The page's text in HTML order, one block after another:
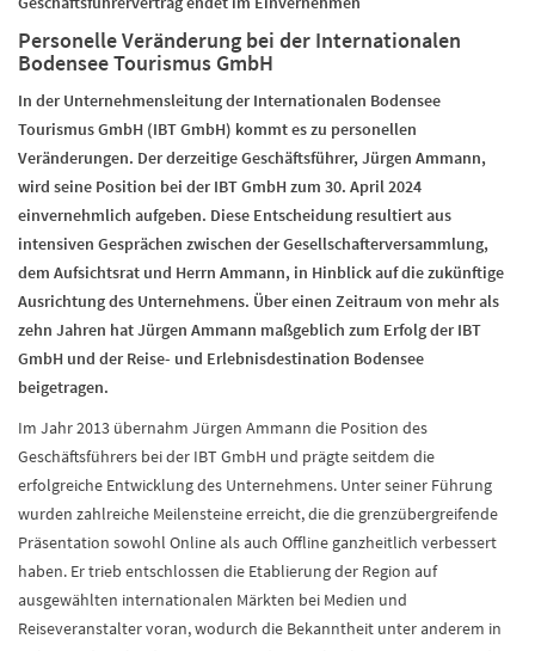
Personelle Veränderung bei der Internationalen
Bodensee Tourismus GmbH
In der Unternehmensleitung der Internationalen Bodensee
Tourismus GmbH (IBT GmbH) kommt es zu personellen
Veränderungen. Der derzeitige Geschäftsführer, Jürgen Ammann,
wird seine Position bei der IBT GmbH zum 30. April 2024
einvernehmlich aufgeben. Diese Entscheidung resultiert aus
intensiven Gesprächen zwischen der Gesellschafterversammlung,
dem Aufsichtsrat und Herrn Ammann, in Hinblick auf die zukünftige
Ausrichtung des Unternehmens. Über einen Zeitraum von mehr als
zehn Jahren hat Jürgen Ammann maßgeblich zum Erfolg der IBT
GmbH und der Reise- und Erlebnisdestination Bodensee
beigetragen.
Im Jahr 2013 übernahm Jürgen Ammann die Position des
Geschäftsführers bei der IBT GmbH und prägte seitdem die
erfolgreiche Entwicklung des Unternehmens. Unter seiner Führung
wurden zahlreiche Meilensteine erreicht, die die grenzübergreifende
Präsentation sowohl Online als auch Offline ganzheitlich verbessert
haben. Er trieb entschlossen die Etablierung der Region auf
ausgewählten internationalen Märkten bei Medien und
Reiseveranstalter voran, wodurch die Bekanntheit unter anderem in